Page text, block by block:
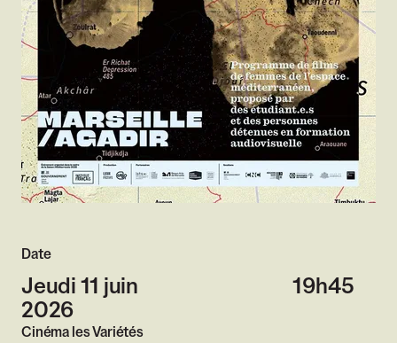
Date
Jeudi 11 juin
2026
19h45
Cinéma les Variétés